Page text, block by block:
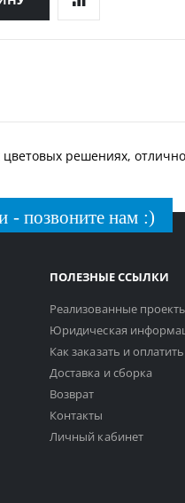
решениях,
- позвоните нам :)
ПОЛЕЗНЫЕ ССЫЛКИ
Реализованные
Юридическая
Как заказать и оплатить
Доставка и сборка
Возврат
Контакты
Личный кабинет